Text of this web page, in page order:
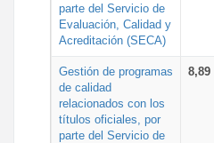
parte del Servicio de
Evaluación, Calidad y
Acreditación (SECA)
Gestión de programas
de calidad
relacionados con los
títulos oficiales, por
parte del Servicio de
8,89